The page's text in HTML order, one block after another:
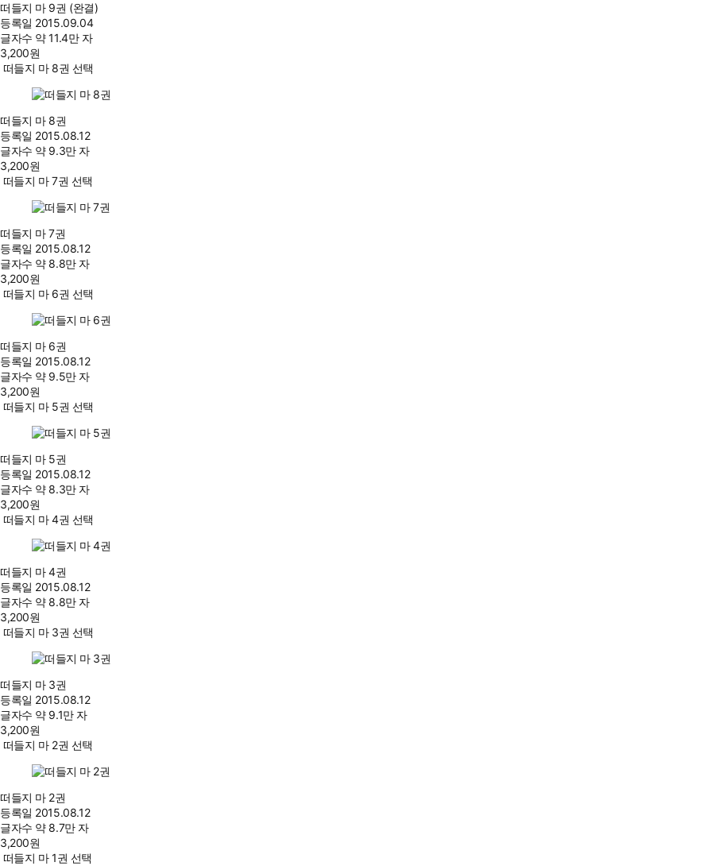
떠들지 마 9권 (완결)
등록일 2015.09.04
글자수 약 11.4만 자
3,200원
떠들지 마 8권 선택
떠들지 마 8권
등록일 2015.08.12
글자수 약 9.3만 자
3,200원
떠들지 마 7권 선택
떠들지 마 7권
등록일 2015.08.12
글자수 약 8.8만 자
3,200원
떠들지 마 6권 선택
떠들지 마 6권
등록일 2015.08.12
글자수 약 9.5만 자
3,200원
떠들지 마 5권 선택
떠들지 마 5권
등록일 2015.08.12
글자수 약 8.3만 자
3,200원
떠들지 마 4권 선택
떠들지 마 4권
등록일 2015.08.12
글자수 약 8.8만 자
3,200원
떠들지 마 3권 선택
떠들지 마 3권
등록일 2015.08.12
글자수 약 9.1만 자
3,200원
떠들지 마 2권 선택
떠들지 마 2권
등록일 2015.08.12
글자수 약 8.7만 자
3,200원
떠들지 마 1권 선택